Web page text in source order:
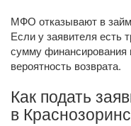
МФО отказывают в
Если у заявителя есть
сумму финансирования
вероятность возврата.
Как подать
в